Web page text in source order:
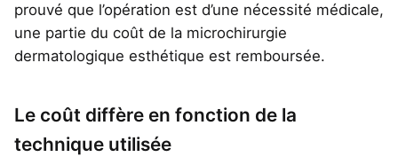
prouvé que l’opération est d’une nécessité médicale,
une partie du coût de la microchirurgie
dermatologique esthétique est remboursée.
Le coût diffère en fonction de la
technique utilisée